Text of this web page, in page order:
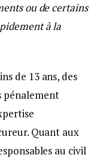
ou de certains
à la
de 13 ans, des
pénalement
Quant aux
au civil